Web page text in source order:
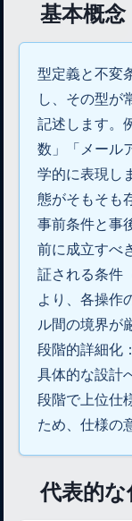
基本概念
型定義と不変
し、その型が
記述します。
数」「メール
学的に表現し
態がそもそも
事前条件と事
前に成立すべ
証される条件
より、各操作
ル間の境界が
段階的詳細化
具体的な設計
段階で上位仕
ため、仕様の
代表的